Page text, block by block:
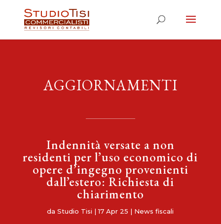
AGGIORNAMENTI
Indennità versate a non
residenti per l’uso economico di
opere d’ingegno provenienti
dall’estero: Richiesta di
chiarimento
daStudio Tisi |17 Apr 25 | News fiscali